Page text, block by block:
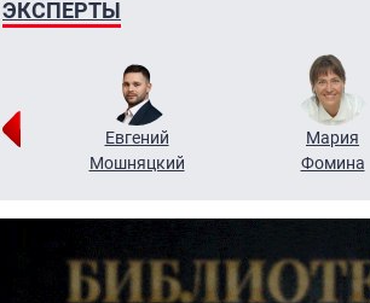
ЭКСПЕРТЫ
Евгений
Мошняцкий
Мария
Фомина